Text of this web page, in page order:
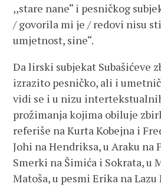
,,stare nane“ i pesničkog
/ govorila mi je / redovi nisu
umjetnost, sine“.
Da lirski subjekat Subašićeve
izrazito pesničko, ali i
vidi se i u nizu
prožimanja kojima obiluje
referiše na Kurta Kobejna i
Johi na Hendriksa, u Araku na
Smerki na Šimića i Sokrata, u
Matoša, u pesmi Erika na Lazu